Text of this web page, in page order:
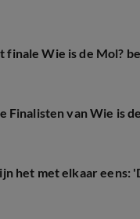
finale Wie is de Mol?
Finalisten van Wie is
het met elkaar eens: